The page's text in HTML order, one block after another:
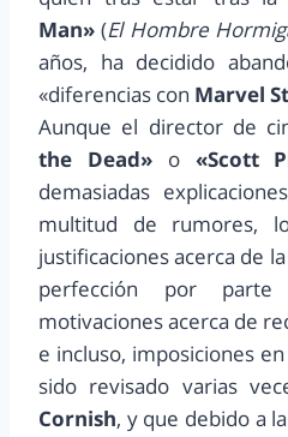
Man» (El Hombre
años, ha decidido
«diferencias con Marvel
Aunque el director de
the Dead»o«Scott
demasiadas
multitud de rumores,
justificaciones acerca de
perfección por
motivaciones acerca de
e incluso, imposiciones
sido revisado varias
Cornish, y que debido a